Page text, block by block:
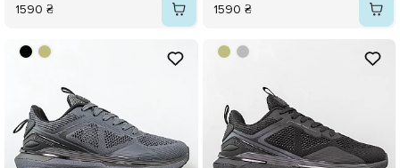
1590 ₴ 1590 ₴